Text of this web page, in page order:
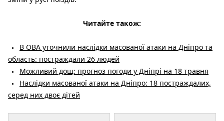
Читайте також:
В ОВА уточнили наслідки масованої атаки на Дніпро та
область: постраждали 26 людей
Можливий дощ: прогноз погоди у Дніпрі на 18 травня
Наслідки масованої атаки на Дніпро: 18 постраждалих,
серед них двоє дітей